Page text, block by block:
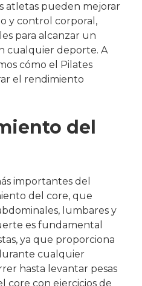
atletas pueden mejorar
y control corporal,
para alcanzar un
cualquier deporte. A
cómo el Pilates
el rendimiento
del
importantes del
del core, que
lumbares y
es fundamental
ya que proporciona
cualquier
hasta levantar pesas
core con ejercicios de